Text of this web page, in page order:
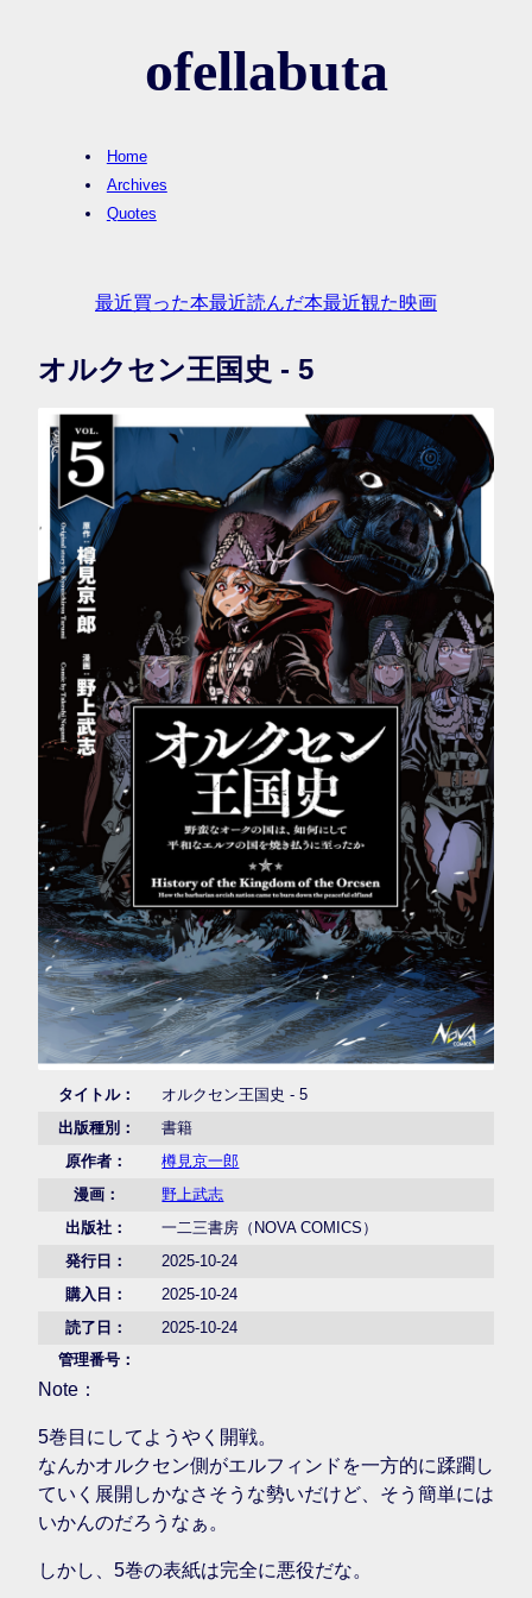
ofellabuta
Home
Archives
Quotes
最近買った本最近読んだ本最近観た映画
オルクセン王国史 - 5
タイトル：
オルクセン王国史 - 5
出版種別：
書籍
原作者：
樽見京一郎
漫画：
野上武志
出版社：
一二三書房（NOVA COMICS）
発行日：
2025-10-24
購入日：
2025-10-24
読了日：
2025-10-24
管理番号：
Note：
5巻目にしてようやく開戦。
なんかオルクセン側がエルフィンドを一方的に蹂躙し
ていく展開しかなさそうな勢いだけど、そう簡単には
いかんのだろうなぁ。
しかし、5巻の表紙は完全に悪役だな。